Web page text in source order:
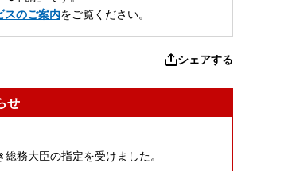
スのご案内をご覧ください。
シェアする
せ
務大臣の指定を受けました。